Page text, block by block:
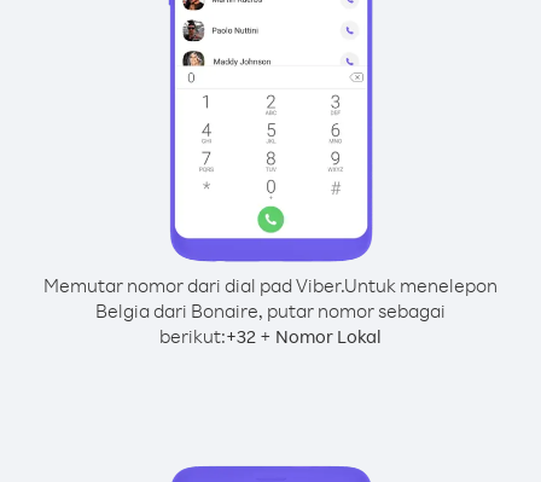
Memutar nomor dari dial pad Viber.Untuk menelepon
Belgia dari Bonaire, putar nomor sebagai
berikut:+32 + Nomor Lokal